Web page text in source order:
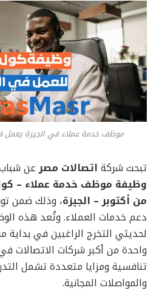
موظف خدمة عملاء في الجيزة يعمل
تبحث شركة اتصالات مصرعن
وظيفة موظف خدمة عملاء –
من أكتوبر – الجيزة، وذلك ضمن
دعم خدمات العملاء. وتُعد هذه
لحديثي التخرج الراغبين في
واحدة من أكبر شركات الاتصالات
تنافسية ومزايا متعددة تشمل
والمواصلات المجانية.